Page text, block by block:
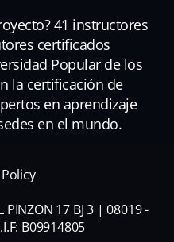
41 instructores
certificados
Popular de los
la certificación de
en aprendizaje
en el mundo.
PINZON 17 BJ 3 | 08019 -
B09914805